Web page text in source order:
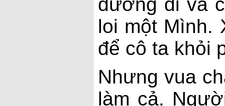
loi một Mình.
để cô ta khỏi
Nhưng vua
làm cả.